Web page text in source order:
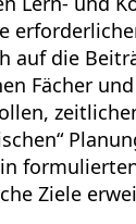
auf die
Fächer
Ziele